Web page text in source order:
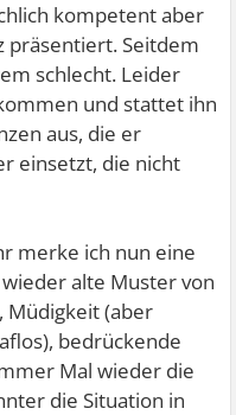
kompetent aber
präsentiert. Seitdem
schlecht. Leider
und stattet ihn
aus, die er
einsetzt, die nicht
merke ich nun eine
alte Muster von
Müdigkeit (aber
bedrückende
Mal wieder die
die Situation in